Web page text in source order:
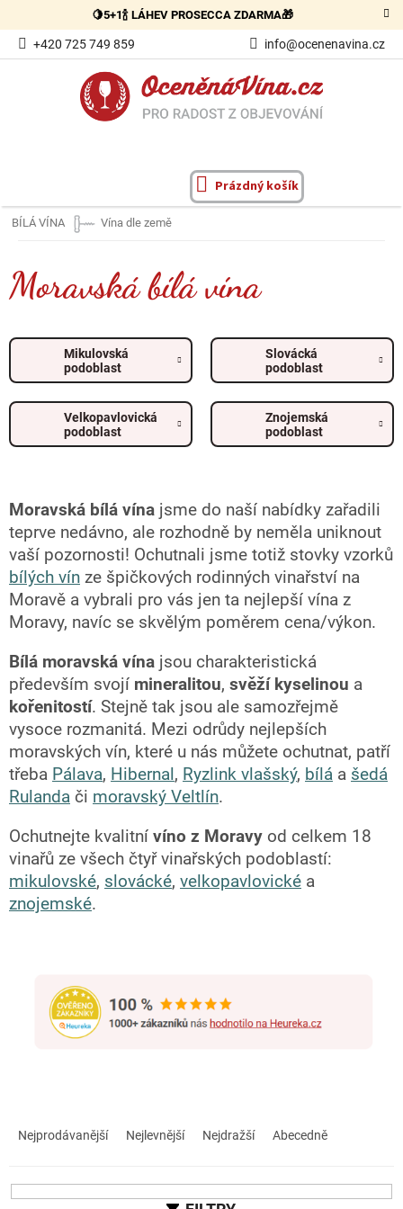
obsah
🍋5+1🍾 LÁHEV PROSECCA ZDARMA🎁
+420 725 749 859 info@ocenenavina.cz
NÁKUPNÍ
Prázdný košík
BÍLÁ VÍNA Vína dle země
Moravská bílá vína
Moravská bílá vína jsme do naší nabídky zařadili
teprve nedávno, ale rozhodně by neměla uniknout
vaší pozornosti! Ochutnali jsme totiž stovky vzorků
bílých vín ze špičkových rodinných vinařství na
Moravě a vybrali pro vás jen ta nejlepší vína z
Moravy, navíc se skvělým poměrem cena/výkon.
Bílá moravská vína jsou charakteristická
především svojí mineralitou, svěží kyselinou a
kořenitostí. Stejně tak jsou ale samozřejmě
vysoce rozmanitá. Mezi odrůdy nejlepších
moravských vín, které u nás můžete ochutnat, patří
třeba Pálava, Hibernal , Ryzlink vlašský, bílá a šedá
Rulanda či moravský Veltlín.
Ochutnejte kvalitní víno z Moravy od celkem 18
vinařů ze všech čtyř vinařských podoblastí:
mikulovské, slovácké, velkopavlovické a
znojemské.
Mikulovská
podoblast
Slovácká
podoblast
Velkopavlovická
podoblast
Znojemská
podoblast
n
Nejprodávanější Nejlevnější Nejdražší Abecedně